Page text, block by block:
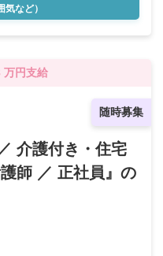
気など）
万円支給
随時募集
介護付き・住宅
師 ／ 正社員』の